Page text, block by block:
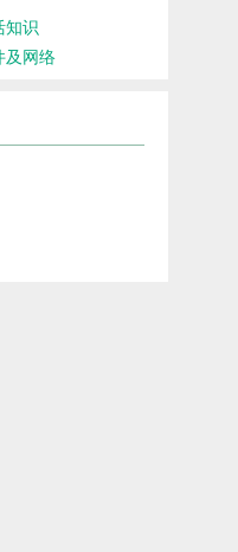
知识
及网络